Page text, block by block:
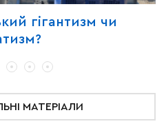
гігантизм чи
МАТЕРІАЛИ